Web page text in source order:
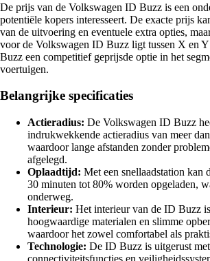
De prijs van de Volkswagen ID Buzz is een
potentiële kopers interesseert. De exacte prijs
van de uitvoering en eventuele extra opties,
voor de Volkswagen ID Buzz ligt tussen X en
Buzz een competitief geprijsde optie in het
voertuigen.
Belangrijke specificaties
Actieradius: De Volkswagen ID Buzz
indrukwekkende actieradius van meer
waardoor lange afstanden zonder
afgelegd.
Oplaadtijd: Met een snellaadstation kan
30 minuten tot 80% worden opgeladen,
onderweg.
Interieur: Het interieur van de ID Buzz
hoogwaardige materialen en slimme
waardoor het zowel comfortabel als
Technologie: De ID Buzz is uitgerust
connectiviteitsfuncties en